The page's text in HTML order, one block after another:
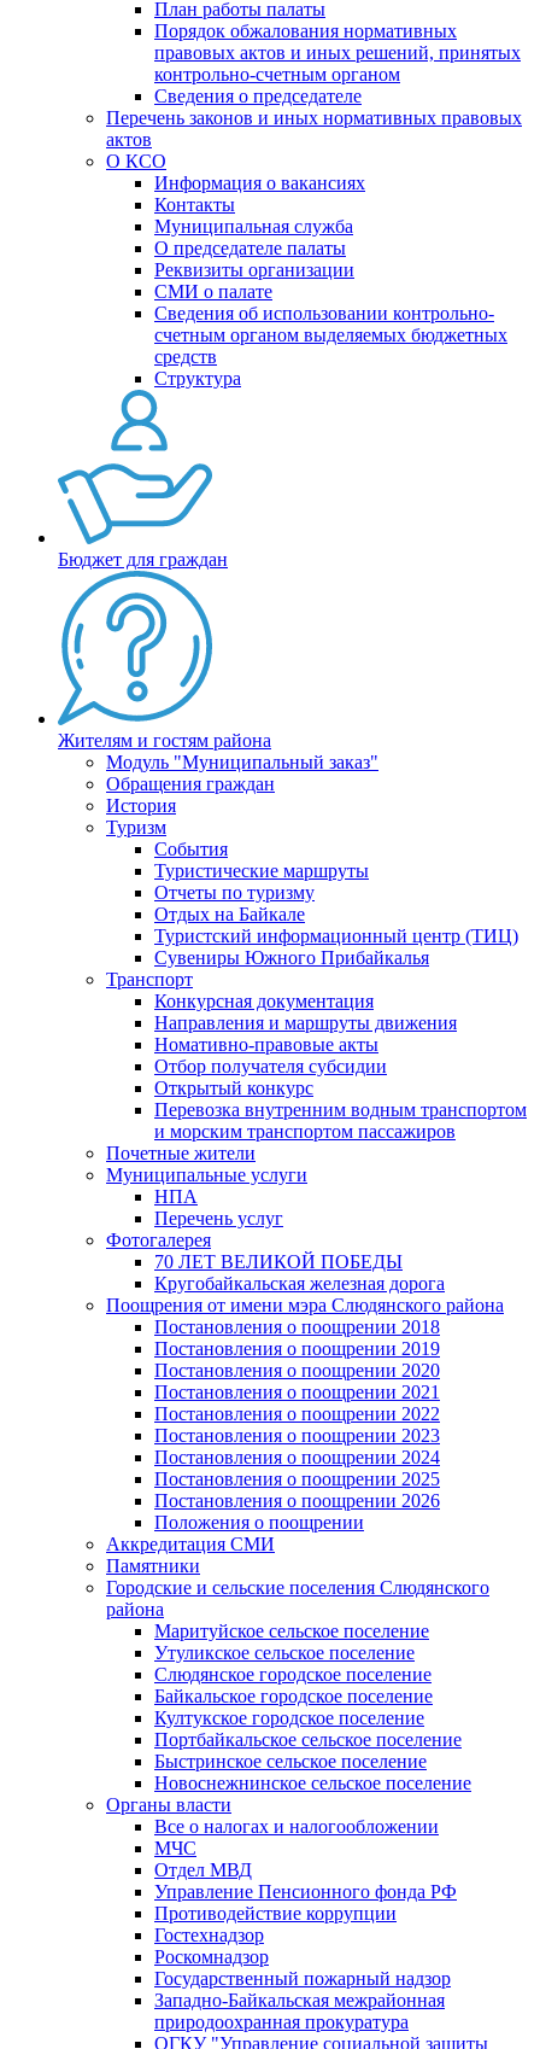
План работы палаты
Порядок обжалования нормативных
правовых актов и иных решений, принятых
контрольно-счетным органом
Сведения о председателе
Перечень законов и иных нормативных правовых
актов
О КСО
Информация о вакансиях
Контакты
Муниципальная служба
О председателе палаты
Реквизиты организации
СМИ о палате
Сведения об использовании контрольно-
счетным органом выделяемых бюджетных
средств
Структура
Бюджет для граждан
Жителям и гостям района
Модуль "Муниципальный заказ"
Обращения граждан
История
Туризм
События
Туристические маршруты
Отчеты по туризму
Отдых на Байкале
Туристский информационный центр (ТИЦ)
Сувениры Южного Прибайкалья
Транспорт
Конкурсная документация
Направления и маршруты движения
Номативно-правовые акты
Отбор получателя субсидии
Открытый конкурс
Перевозка внутренним водным транспортом
и морским транспортом пассажиров
Почетные жители
Муниципальные услуги
НПА
Перечень услуг
Фотогалерея
70 ЛЕТ ВЕЛИКОЙ ПОБЕДЫ
Кругобайкальская железная дорога
Поощрения от имени мэра Слюдянского района
Постановления о поощрении 2018
Постановления о поощрении 2019
Постановления о поощрении 2020
Постановления о поощрении 2021
Постановления о поощрении 2022
Постановления о поощрении 2023
Постановления о поощрении 2024
Постановления о поощрении 2025
Постановления о поощрении 2026
Положения о поощрении
Аккредитация СМИ
Памятники
Городские и сельские поселения Слюдянского
района
Маритуйское сельское поселение
Утуликское сельское поселение
Слюдянское городское поселение
Байкальское городское поселение
Култукское городское поселение
Портбайкальское сельское поселение
Быстринское сельское поселение
Новоснежнинское сельское поселение
Органы власти
Все о налогах и налогообложении
МЧС
Отдел МВД
Управление Пенсионного фонда РФ
Противодействие коррупции
Гостехнадзор
Роскомнадзор
Государственный пожарный надзор
Западно-Байкальская межрайонная
природоохранная прокуратура
ОГКУ "Управление социальной защиты